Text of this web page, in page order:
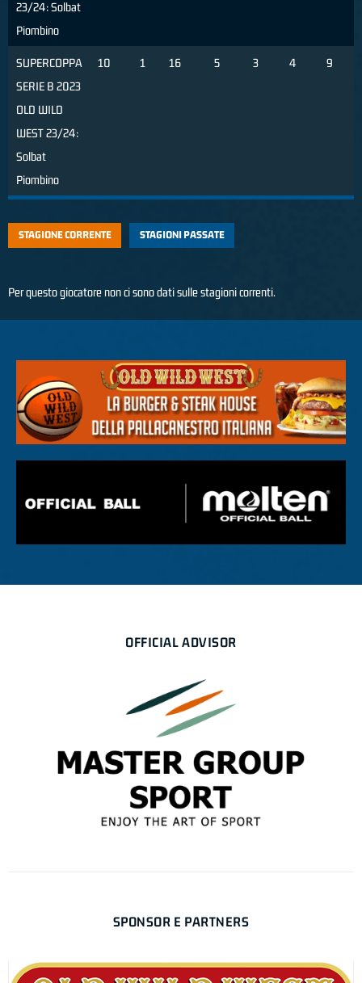
23/24: Solbat
Piombino
SUPERCOPPA
SERIE B 2023
OLD WILD
WEST 23/24:
Solbat
Piombino
10 1 16 5 3 4 9
STAGIONE CORRENTE STAGIONI PASSATE
Per questo giocatore non ci sono dati sulle stagioni correnti.
OFFICIAL ADVISOR
SPONSOR E PARTNERS